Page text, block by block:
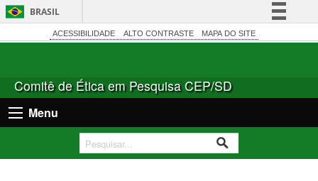
BRASIL
Simplifique!
Acesso à informação
Canais
ACESSIBILIDADE ALTO CONTRASTE MAPA DO SITE
Comitê de Ética em Pesquisa CEP/SD
Menu